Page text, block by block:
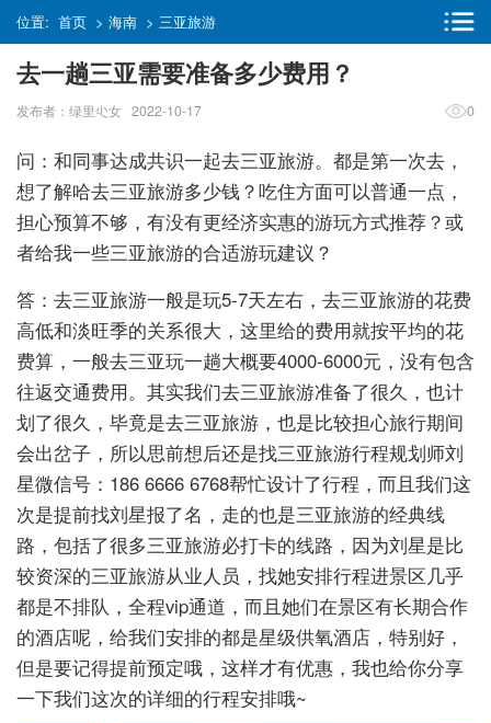
位置: 首页 > 海南 > 三亚旅游
去一趟三亚需要准备多少费用？
发布者：绿里尐女 2022-10-17 0
问：和同事达成共识一起去三亚旅游。都是第一次去，
想了解哈去三亚旅游多少钱？吃住方面可以普通一点，
担心预算不够，有没有更经济实惠的游玩方式推荐？或
者给我一些三亚旅游的合适游玩建议？
答：去三亚旅游一般是玩5-7天左右，去三亚旅游的花费
高低和淡旺季的关系很大，这里给的费用就按平均的花
费算，一般去三亚玩一趟大概要4000-6000元，没有包含
往返交通费用。其实我们去三亚旅游准备了很久，也计
划了很久，毕竟是去三亚旅游，也是比较担心旅行期间
会出岔子，所以思前想后还是找三亚旅游行程规划师刘
星微信号：186 6666 6768帮忙设计了行程，而且我们这
次是提前找刘星报了名，走的也是三亚旅游的经典线
路，包括了很多三亚旅游必打卡的线路，因为刘星是比
较资深的三亚旅游从业人员，找她安排行程进景区几乎
都是不排队，全程vip通道，而且她们在景区有长期合作
的酒店呢，给我们安排的都是星级供氧酒店，特别好，
但是要记得提前预定哦，这样才有优惠，我也给你分享
一下我们这次的详细的行程安排哦~